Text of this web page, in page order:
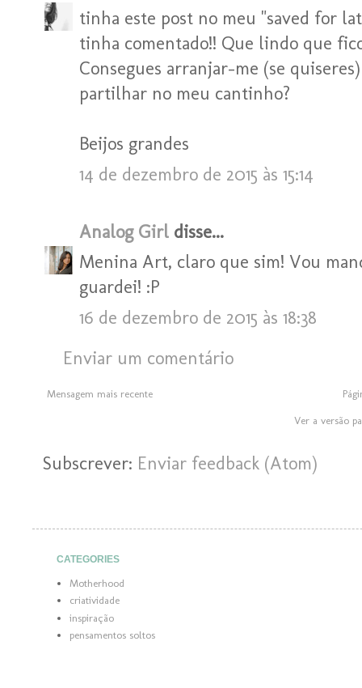
tinha este post no meu "saved for
tinha comentado!! Que lindo que
Consegues arranjar-me (se
partilhar no meu cantinho?
Beijos grandes
14 de dezembro de 2015 às 15:14
Analog Girl disse...
Menina Art, claro que sim! Vou
guardei! :P
16 de dezembro de 2015 às 18:38
Enviar um comentário
Mensagem mais recente
Ver a versão
Subscrever: Enviar feedback (Atom)
CATEGORIES
Motherhood
criatividade
inspiração
pensamentos soltos